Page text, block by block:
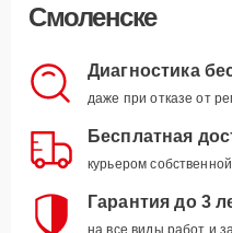
Смоленске
Диагностика
даже при отказе от
Бесплатная
курьером
Гарантия до 3
на все виды работ и